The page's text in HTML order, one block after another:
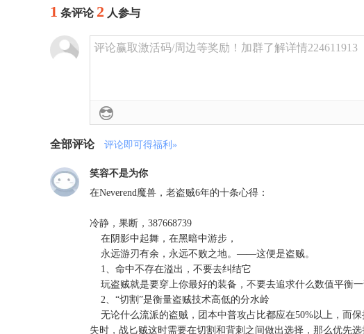
1 条评论 2 人参与
评论赢取激活码/周边等奖励！加群了解详情224611913
全部评论 评论即可得福利»
笑容不是为你
在Neverend魔兽，老盗贼6年的十条心得：
冷静，果断，387668739
在阴影中起舞，在黑暗中游步，
永远游刃有余，永远不败之地。——这便是盗贼。
1、命中不存在溢出，不要去纠结它
玩盗贼就是要穿上你最好的装备，不要去追求什么数值平衡
2、“切割”是衡量盗贼技术高低的分水岭
无论什么流派的盗贼，团本中普攻占比都应在50%以上，而
失时，战匕贼这时需要在切割和背刺之间做出选择，那么优先